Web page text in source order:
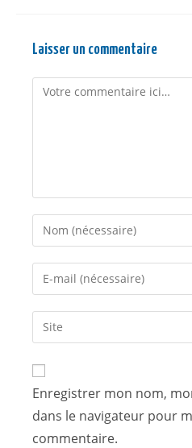
Laisser un commentaire
Enregistrer mon nom,
dans le navigateur pour
commentaire.